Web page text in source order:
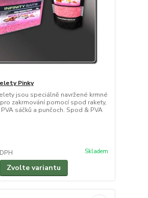
Pinky
jsou speciálně navržené krmné
zakrmování pomocí spod rakety,
sáčků a punčoch. Spod & PVA
Skladem
Zvolte variantu